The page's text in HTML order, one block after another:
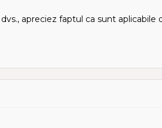
apreciez faptul ca sunt aplicabile